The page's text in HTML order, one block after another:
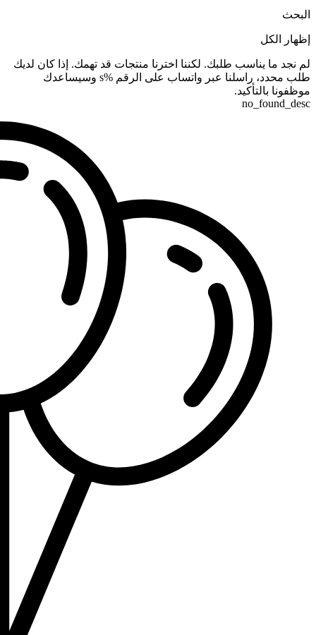
البحث
إظهار الكل
لم نجد ما يناسب طلبك. لكننا اخترنا منتجات قد تهمك. إذا كان لديك
طلب محدد، راسلنا عبر واتساب على الرقم %s وسيساعدك
موظفونا بالتأكيد.
no_found_desc